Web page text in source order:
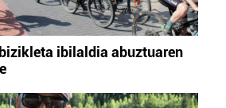
ibilaldia abuztuaren